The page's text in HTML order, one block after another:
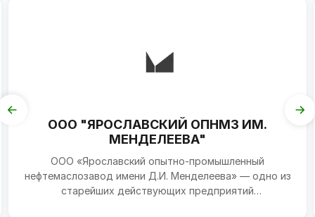
ООО "ЯРОСЛАВСКИЙ ОПНМЗ ИМ.
МЕНДЕЛЕЕВА"
ООО «Ярославский опытно-промышленный
нефтемаслозавод имени Д.И. Менделеева» — одно из
старейших действующих предприятий